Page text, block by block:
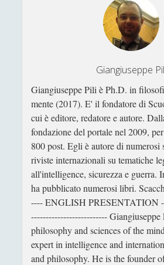
on the Brain’s Potential
Un Po’ Di Narrativa(7)
Attualità(12)
Azione Filosofica(4)
Cinema e Serie
Collana di Scuola Filosofica(13)
Didattica (7)
Economia(9)
Filologia(4)
Geopolitica(11)
Giangiuseppe
Giangiuseppe Pili è Ph.D. in
mente (2017). E' il fondatore di
cui è editore, redatore e autore.
fondazione del portale nel 2009,
800 post. Egli è autore di numerosi
riviste internazionali su tematiche
all'intelligence, sicurezza e guerra.
ha pubblicato numerosi libri.
---- ENGLISH PRESENTATION
-------------------------- Giangiuseppe
philosophy and sciences of the
expert in intelligence and
and philosophy. He is the founder